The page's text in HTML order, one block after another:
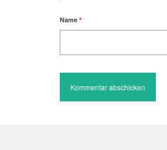
Name *